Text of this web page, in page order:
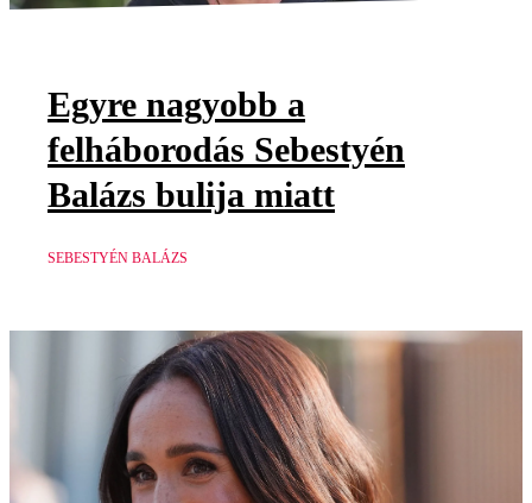
Egyre nagyobb a
felháborodás Sebestyén
Balázs bulija miatt
SEBESTYÉN BALÁZS